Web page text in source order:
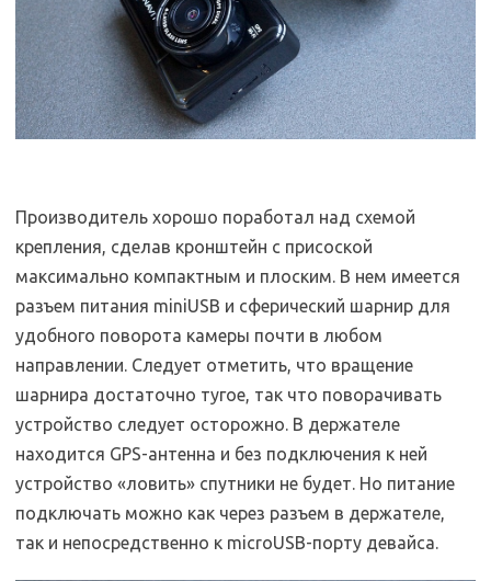
Производитель хорошо поработал над схемой
крепления, сделав кронштейн с присоской
максимально компактным и плоским. В нем имеется
разъем питания miniUSB и сферический шарнир для
удобного поворота камеры почти в любом
направлении. Следует отметить, что вращение
шарнира достаточно тугое, так что поворачивать
устройство следует осторожно. В держателе
находится GPS-антенна и без подключения к ней
устройство «ловить» спутники не будет. Но питание
подключать можно как через разъем в держателе,
так и непосредственно к microUSB-порту девайса.